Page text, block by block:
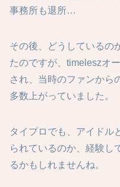
事務所も退所…
その後、どうしているの
たのですが、timeleszオ
され、当時のファンから
多数上がっていました。
タイプロでも、アイドル
られているのか、経験し
るかもしれませんね。